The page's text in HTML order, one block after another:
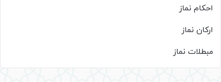
احکام نماز
ارکان نماز
مبطلات نماز